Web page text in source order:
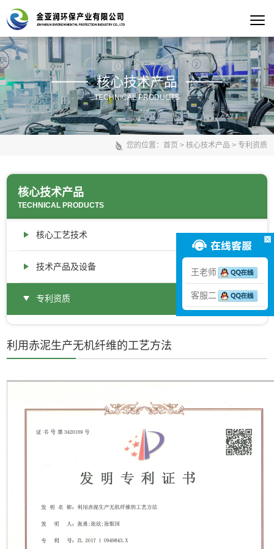
核心技术产品
TECHNICAL PRODUCTS
您的位置： 首页 > 核心技术产品 > 专利资质
核心技术产品
TECHNICAL PRODUCTS
核心工艺技术
技术产品及设备
专利资质
利用赤泥生产无机纤维的工艺方法
王老师
客服二